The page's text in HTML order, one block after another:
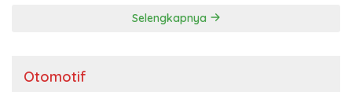
Selengkapnya
Otomotif